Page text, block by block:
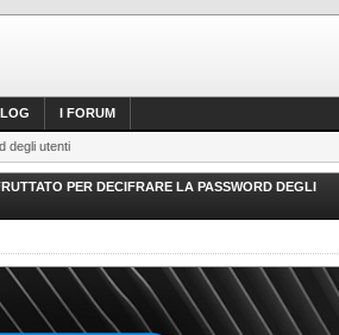
I FORUM
degli utenti
PER DECIFRARE LA PASSWORD DEGLI